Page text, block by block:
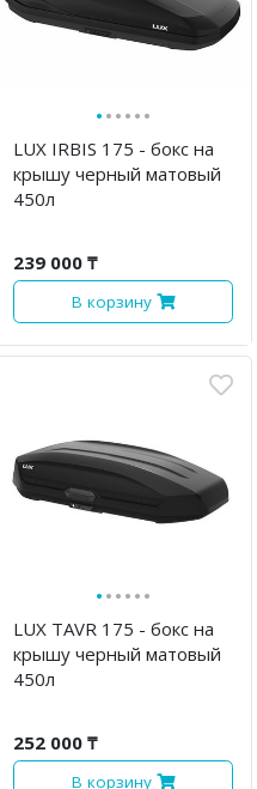
······
LUX IRBIS 175 - бокс на
крышу черный матовый
450л
239 000 ₸
В корзину
······
LUX TAVR 175 - бокс на
крышу черный матовый
450л
252 000 ₸
В корзину